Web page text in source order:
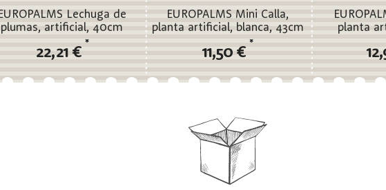
Lechuga de
plumas, artificial, 40cm
22,21 €
*
EUROPALMS Mini Calla,
planta artificial, blanca, 43cm
11,50 €
*
planta